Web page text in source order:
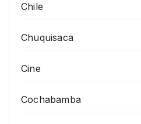
Chile
Chuquisaca
Cine
Cochabamba